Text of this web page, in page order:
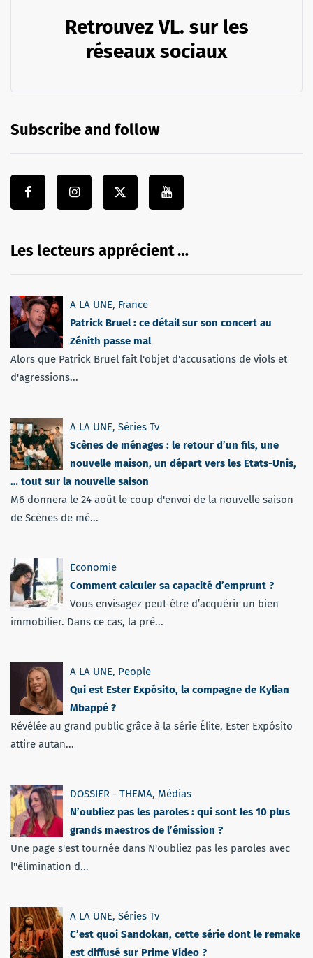
Retrouvez VL. sur les
réseaux sociaux
Subscribe and follow
Les lecteurs apprécient …
A LA UNE, France
Patrick Bruel : ce détail sur son concert au
Zénith passe mal
Alors que Patrick Bruel fait l'objet d'accusations de viols et
d'agressions...
A LA UNE, Séries Tv
Scènes de ménages : le retour d’un fils, une
nouvelle maison, un départ vers les Etats-Unis,
… tout sur la nouvelle saison
M6 donnera le 24 août le coup d'envoi de la nouvelle saison
de Scènes de mé...
Economie
Comment calculer sa capacité d’emprunt ?
Vous envisagez peut-être d’acquérir un bien
immobilier. Dans ce cas, la pré...
A LA UNE, People
Qui est Ester Expósito, la compagne de Kylian
Mbappé ?
Révélée au grand public grâce à la série Élite, Ester Expósito
attire autan...
DOSSIER - THEMA, Médias
N’oubliez pas les paroles : qui sont les 10 plus
grands maestros de l’émission ?
Une page s'est tournée dans N'oubliez pas les paroles avec
l''élimination d...
A LA UNE, Séries Tv
C’est quoi Sandokan, cette série dont le remake
est diffusé sur Prime Video ?